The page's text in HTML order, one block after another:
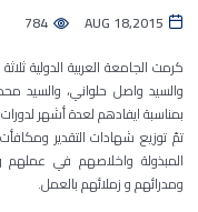
AUG 18,2015
784
كرمت الجامعة العربية الدولية
والسيد واصل حلواني، والسيد
بمناسبة ايفادهم لعدة أشهر لدورات
تمّ توزيع شهادات التقدير
المبذولة واخلاصهم في عملهم
ومدرائهم و زملائهم بالعمل.